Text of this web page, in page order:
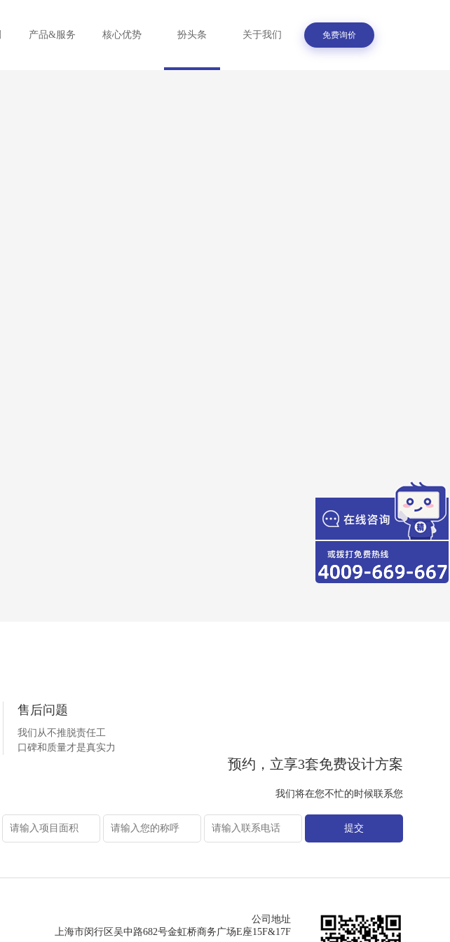
免费询价
产品&服务 核心优势 扮头条 关于我们
售后问题
我们从不推脱责任工
口碑和质量才是真实力
预约，立享3套免费设计方案
我们将在您不忙的时候联系您
提交
公司地址
上海市闵行区吴中路682号金虹桥商务广场E座15F&17F